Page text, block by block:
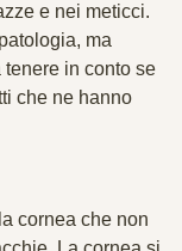
e nei meticci.
ma
in conto se
che ne hanno
cornea che non